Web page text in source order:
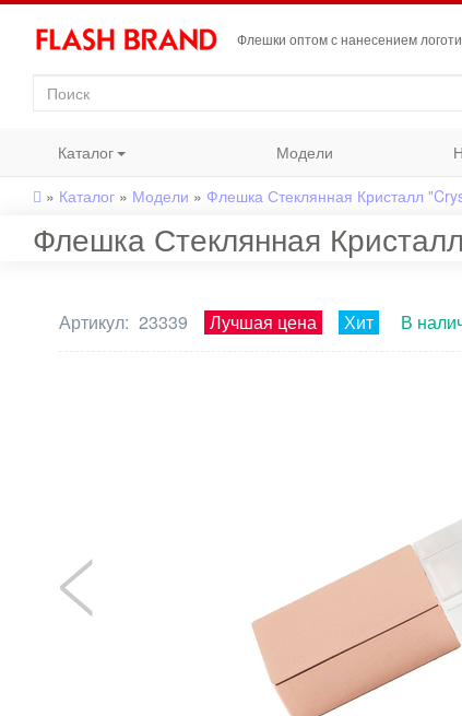
Флешки оптом с нанесением
Каталог Модели
» Каталог » Модели » Флешка Стеклянная Кристалл
Флешка Стеклянная
Артикул: 23339 Лучшая цена Хит В